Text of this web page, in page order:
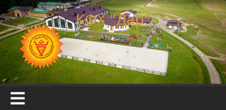
Skip
to
content
КФХ "Дар"